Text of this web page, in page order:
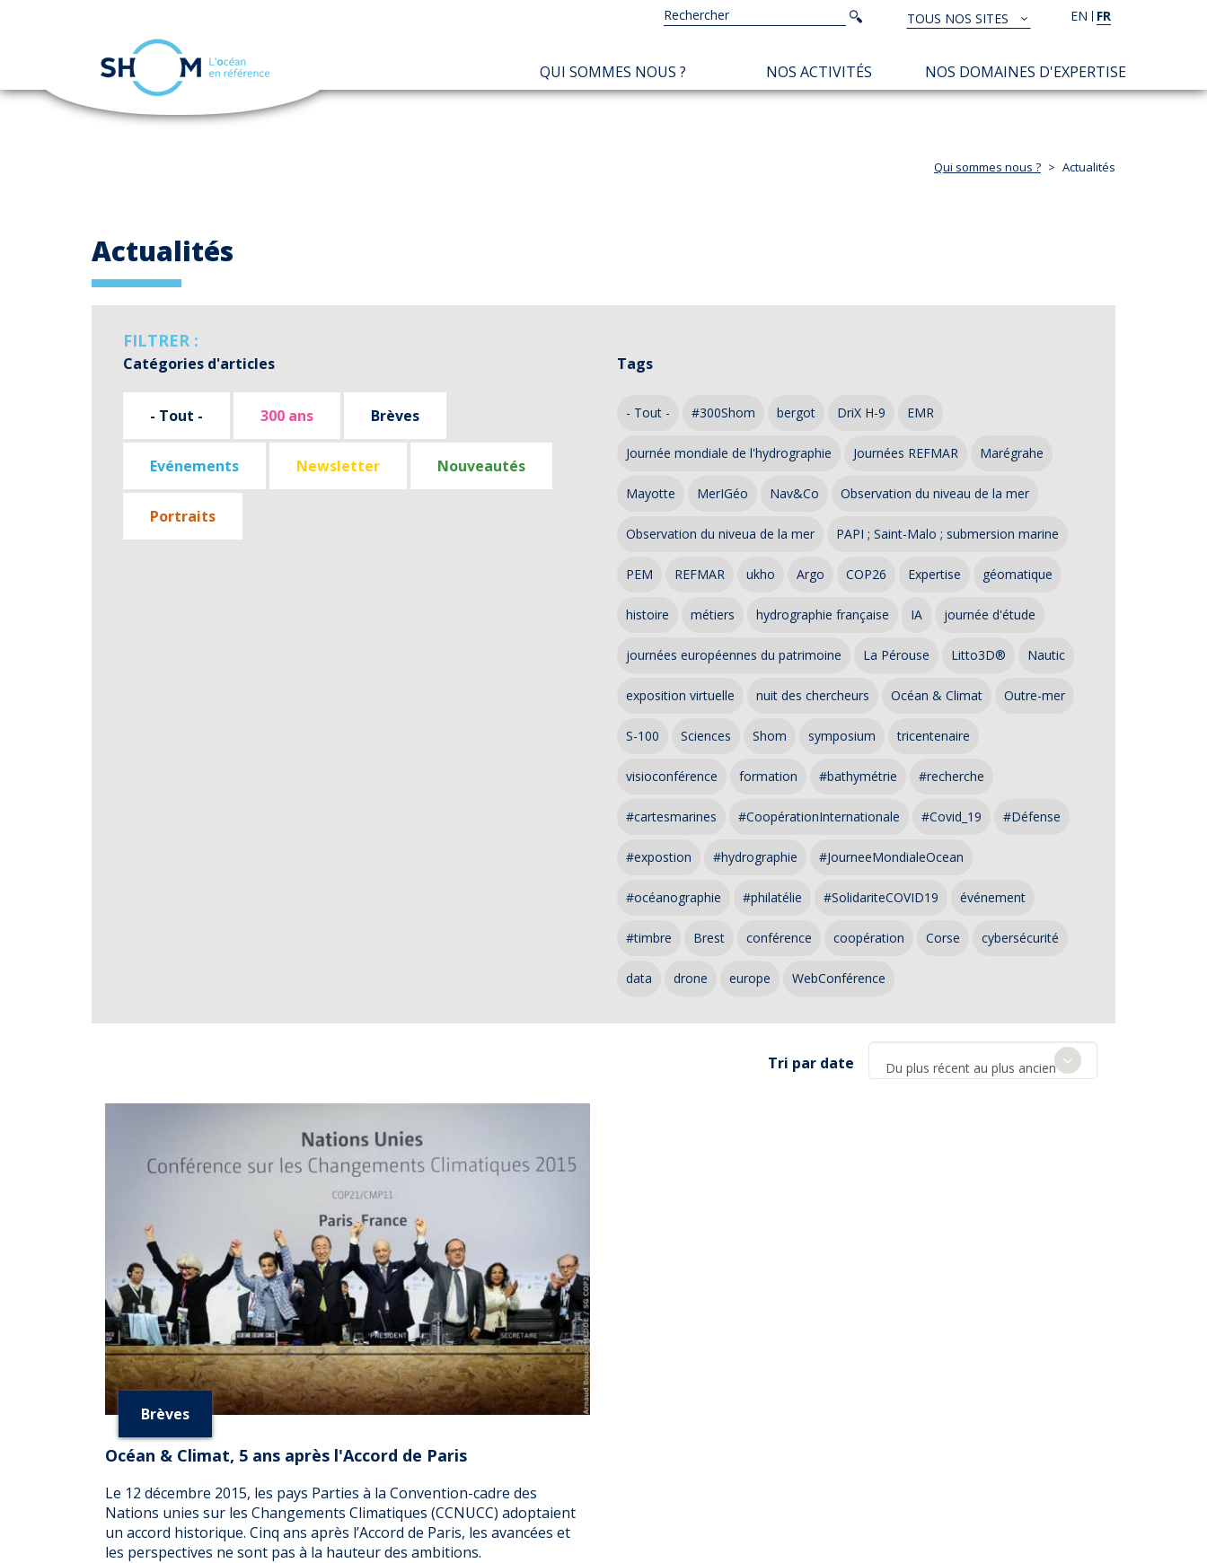
Aller
EN FR
TOUS
NOS
SITES
TOUS NOS SITES
Rechercher
Rechercher
NAVIGATION
PRINCIPALE
QUI SOMMES NOUS ? NOS ACTIVITÉS NOS DOMAINES D'EXPERTISE
Qui sommes nous ? Actualités
Actualités
FILTRER :
Catégories d'articles
- Tout - 300 ans Brèves
Evénements Newsletter Nouveautés
Portraits
Tags
- Tout - #300Shom bergot DriX H-9 EMR
Journée mondiale de l'hydrographie Journées REFMAR Marégrahe
Mayotte MerIGéo Nav&Co Observation du niveau de la mer
Observation du niveua de la mer PAPI ; Saint-Malo ; submersion marine
PEM REFMAR ukho Argo COP26 Expertise géomatique
histoire métiers hydrographie française IA journée d'étude
journées européennes du patrimoine La Pérouse Litto3D® Nautic
exposition virtuelle nuit des chercheurs Océan & Climat Outre-mer
S-100 Sciences Shom symposium tricentenaire
visioconférence formation #bathymétrie #recherche
#cartesmarines #CoopérationInternationale #Covid_19 #Défense
#expostion #hydrographie #JourneeMondialeOcean
#océanographie #philatélie #SolidariteCOVID19 événement
#timbre Brest conférence coopération Corse cybersécurité
data drone europe WebConférence
Tri par date Du plus récent au plus ancien
Brèves
Océan & Climat, 5 ans après l'Accord de Paris
Le 12 décembre 2015, les pays Parties à la Convention-cadre des
Nations unies sur les Changements Climatiques (CCNUCC) adoptaient
un accord historique. Cinq ans après l’Accord de Paris, les avancées et
les perspectives ne sont pas à la hauteur des ambitions.